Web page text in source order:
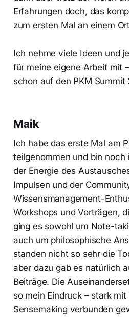
Erfahrungen doch, das
zum ersten Mal an einem
Ich nehme viele Ideen und
für meine eigene Arbeit mit
schon auf den PKM Summit
Maik
Ich habe das erste Mal am
teilgenommen und bin noch
der Energie des
Impulsen und der
Wissensmanagement-
Workshops und Vorträgen,
ging es sowohl um Note-
auch um philosophische
standen nicht so sehr die
aber dazu gab es natürlich
Beiträge. Die
so mein Eindruck – stark mit
Sensemaking verbunden